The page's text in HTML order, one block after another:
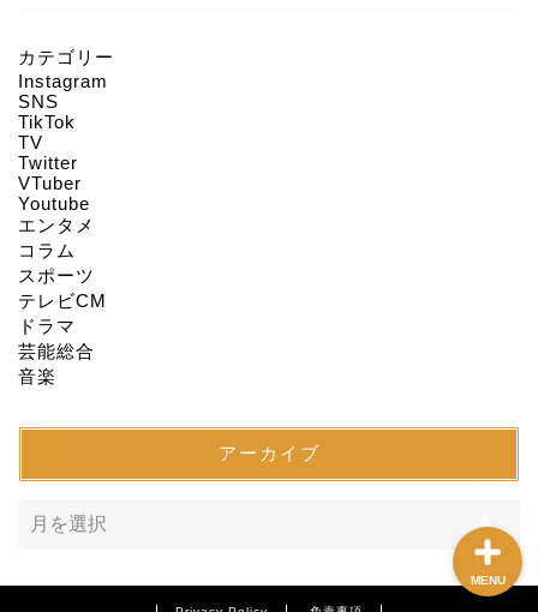
カテゴリー
Instagram
SNS
TikTok
TV
Twitter
VTuber
Youtube
エンタメ
コラム
スポーツ
テレビCM
ドラマ
芸能総合
音楽
アーカイブ
MENU